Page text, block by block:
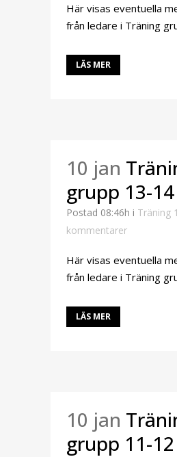
Här visas eventuella
från ledare i Träning
LÄS MER
10 jan
grupp 13-14
Postad 08:46h i Träning
kommentarer
Här visas eventuella
från ledare i Träning
LÄS MER
10 jan
grupp 11-12